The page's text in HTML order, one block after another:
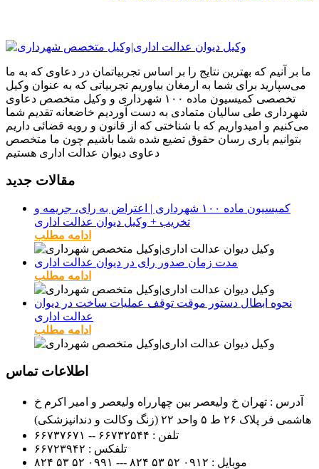
ما بر آنیم که بهترین نتایج را بر اساس تجربیاتمان در دعاوی که به ما
می‌سپارید برای شما به ارمغان بیاوریم تجربیاتی که به عنوان وکیل
تخصصی کمیسیون ماده ۱۰۰ شهرداری و وکیل متخصص دعاوی
شهرداری طی سالیان متمادی به دست آوردیم خاضعانه تقدیم شما
می‌کنیم و امیدواریم که با شناختی که از قانون و رویه قضائی داریم
بتوانیم یاری رسان حقوق تضیع شده شما باشیم چون ما متخصص
دعاوی دیوان عدالت اداری هستیم
مقالات جدید
کمیسیون ماده ۱۰۰ شهرداری | اعتراض به رای، جریمه و
تخریب + وکیل دیوان عدالت اداری
ادامه مطلب
مدت زمان صدور رای در دیوان عدالت اداری
ادامه مطلب
نحوه ابطال دستور موقت توقف عملیات ساخت در دیوان
عدالت اداری
ادامه مطلب
اطلاعات تماس
آدرس : تهران خ ولیعصر بین چهارراه ولیعصر و امیر اکرم خ
هاشمی فر پلاک ۲۶ ط ۵ واحد ۲۲ (زنگ وکالت و دندانپزشکی)
تلفن : ۶۶۷۳۲۵۴۴ -- ۶۶۷۳۷۶۷۱
تلفکس : ۶۶۷۲۳۹۴۲
موبایل : ۰۹۱۲ ۵۲ ۵۳ ۸۲۴ --- ۰۹۹۱ ۵۲ ۵۳ ۸۲۴